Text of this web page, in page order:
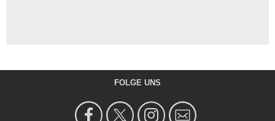
FOLGE UNS